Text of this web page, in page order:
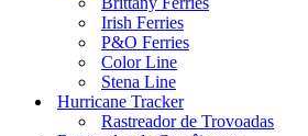
Irish Ferries
P&O Ferries
Color Line
Stena Line
Hurricane Tracker
Rastreador de Trovoadas